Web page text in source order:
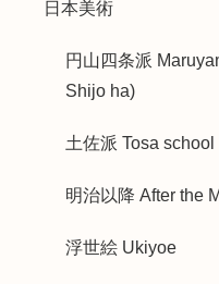
日本美術
円山四条派
Shijo ha)
土佐派 Tosa school
明治以降 After the
浮世絵 Ukiyoe